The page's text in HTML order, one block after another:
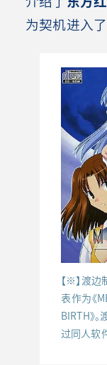
为契机进入
【※】渡边
表作为《
BIRTH》
过同人软